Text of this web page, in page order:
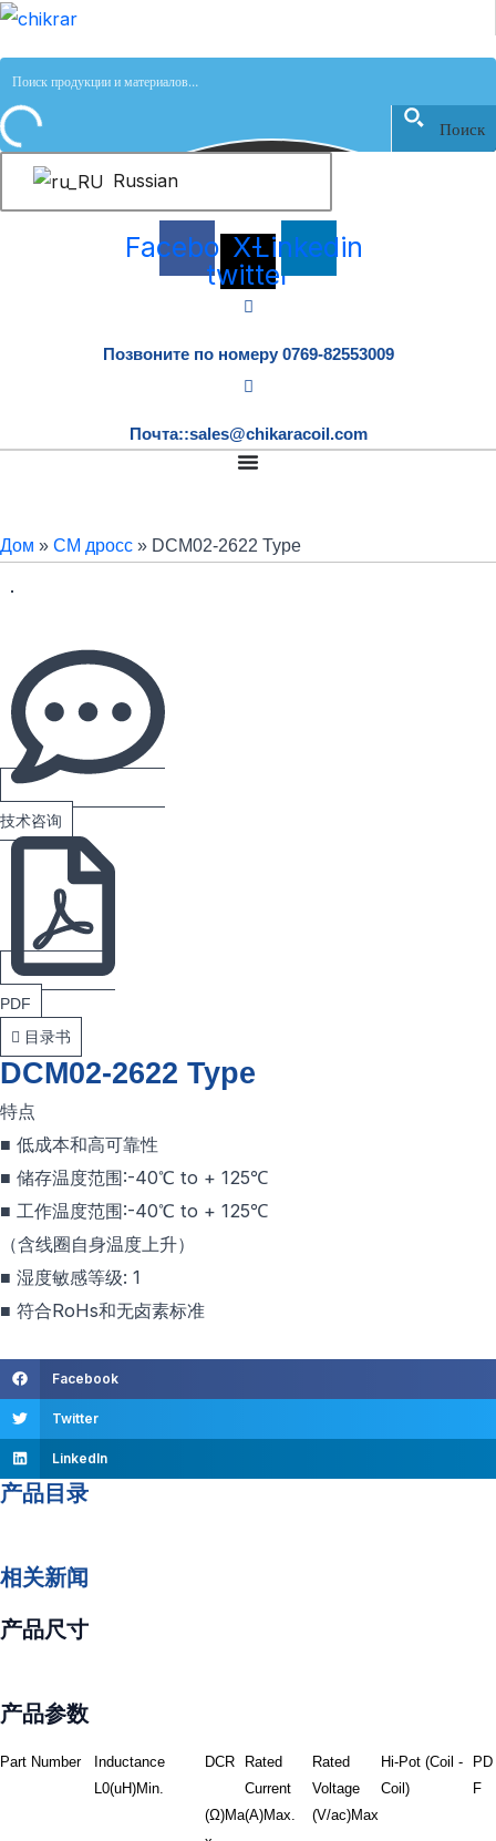
跳
内
容
Поиск
Russian
FacebookX-
twitter
Linkedin
Позвоните по номеру 0769-82553009
Почта::sales@chikaracoil.com
Дом » СМ дросс » DCM02-2622 Type
技术咨询
PDF
目录书
DCM02-2622 Type
特点
■ 低成本和高可靠性
■ 储存温度范围:-40℃ to + 125℃
■ 工作温度范围:-40℃ to + 125℃
（含线圈自身温度上升）
■ 湿度敏感等级: 1
■ 符合RoHs和无卤素标准
Facebook
Twitter
LinkedIn
产品目录
相关新闻
产品尺寸
产品参数
Part Number
Inductance
L0(uH)Min.
DCR
Rated
Current
Rated
Voltage
Hi-Pot (Coil -
Coil)
PD
F
(Ω)Ma(A)Max.
(V/ac)Max